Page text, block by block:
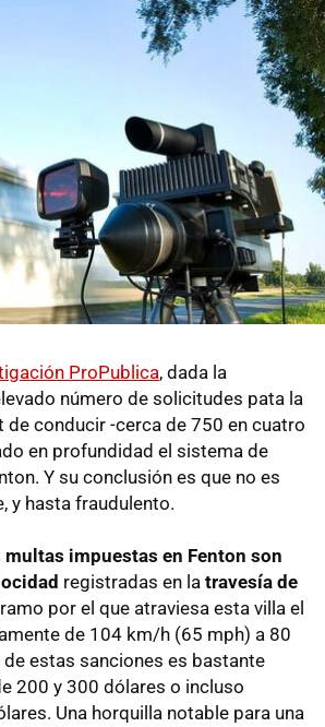
ProPublica, dada la
número de solicitudes pata la
de conducir -cerca de 750 en cuatro
en profundidad el sistema de
Y su conclusión es que no es
y hasta fraudulento.
multas impuestas en Fenton son
registradas en la travesía de
por el que atraviesa esta villa el
de 104 km/h (65 mph) a 80
de estas sanciones es bastante
200 y 300 dólares o incluso
Una horquilla notable para una